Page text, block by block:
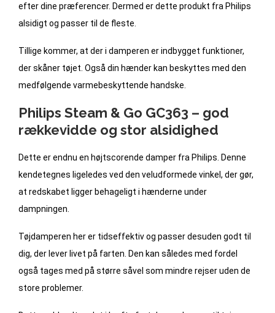
efter dine præferencer. Dermed er dette produkt fra Philips
alsidigt og passer til de fleste.
Tillige kommer, at der i damperen er indbygget funktioner,
der skåner tøjet. Også din hænder kan beskyttes med den
medfølgende varmebeskyttende handske.
Philips Steam & Go GC363 – god
rækkevidde og stor alsidighed
Dette er endnu en højtscorende damper fra Philips. Denne
kendetegnes ligeledes ved den veludformede vinkel, der gør,
at redskabet ligger behageligt i hænderne under
dampningen.
Tøjdamperen her er tidseffektiv og passer desuden godt til
dig, der lever livet på farten. Den kan således med fordel
også tages med på større såvel som mindre rejser uden de
store problemer.